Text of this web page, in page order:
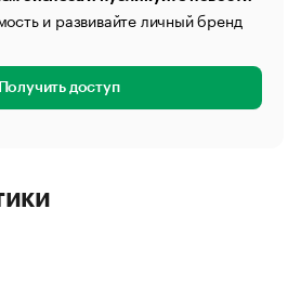
и развивайте личный бренд
Получить доступ